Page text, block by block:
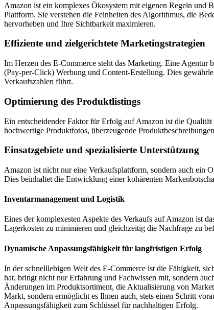
Amazon ist ein komplexes Ökosystem mit eigenen Regeln und
Plattform. Sie verstehen die Feinheiten des Algorithmus, die
hervorheben und Ihre Sichtbarkeit maximieren.
Effiziente und zielgerichtete Marketingstrategien
Im Herzen des E-Commerce steht das Marketing. Eine
(Pay-per-Click) Werbung und Content-Erstellung. Dies
Verkaufszahlen führt.
Optimierung des Produktlistings
Ein entscheidender Faktor für Erfolg auf Amazon ist die
hochwertige Produktfotos, überzeugende
Einsatzgebiete und spezialisierte Unterstützung
Amazon ist nicht nur eine Verkaufsplattform, sondern auch ein
Dies beinhaltet die Entwicklung einer kohärenten
Inventarmanagement und Logistik
Eines der komplexesten Aspekte des Verkaufs auf Amazon ist
Lagerkosten zu minimieren und gleichzeitig die Nachfrage zu
Dynamische Anpassungsfähigkeit für langfristigen Erfolg
In der schnelllebigen Welt des E-Commerce ist die Fähigkeit,
hat, bringt nicht nur Erfahrung und Fachwissen mit, sondern
Änderungen im Produktsortiment, die Aktualisierung von
Markt, sondern ermöglicht es Ihnen auch, stets einen Schritt
Anpassungsfähigkeit zum Schlüssel für nachhaltigen Erfolg.